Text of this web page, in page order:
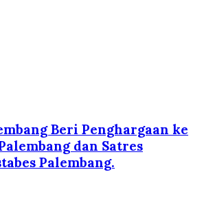
Beri Penghargaan ke
dan Satres
Palembang.